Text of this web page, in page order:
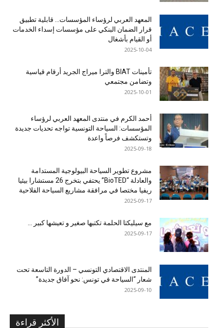
المعهد العربي لرؤساء المؤسسات… قابلية تطبيق
قرار الضمان البنكي على مؤسسات إسداء الخدمات
أو القيام بأشغال
2025-10-04
تأمينات BIAT والترا ميراج الجريد أرقام قياسية
وتضامن مجتمعي
2025-10-01
أحمد الكرم في منتدى المعهد العربي لرؤساء
المؤسسات: السياحة التونسية تواجه تحديات جديدة
وتستكشف فرصاً واعدة
2025-09-18
مشروع تطوير السياحة البيولوجية المستدامة
والعادلة “BioTED” يحتفي بتخرج 26 مستشارا بيئيا
ريفيا مختصا في مرافقة مشاريع السياحة الفلاحية
2025-09-17
مع سيليكتا الحلمة تكتبها صغير و تعيشها كبير …
2025-09-17
المنتدى الاقتصادي التونسي – الدورة التاسعة تحت
شعار “السياحة في تونس: نحو آفاق جديدة”
2025-09-10
الأكثر قراءة